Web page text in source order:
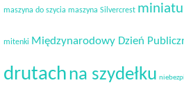
maszyna do szycia maszyna Silvercrest
mitenki Międzynarodowy Dzień
drutachna szydełku